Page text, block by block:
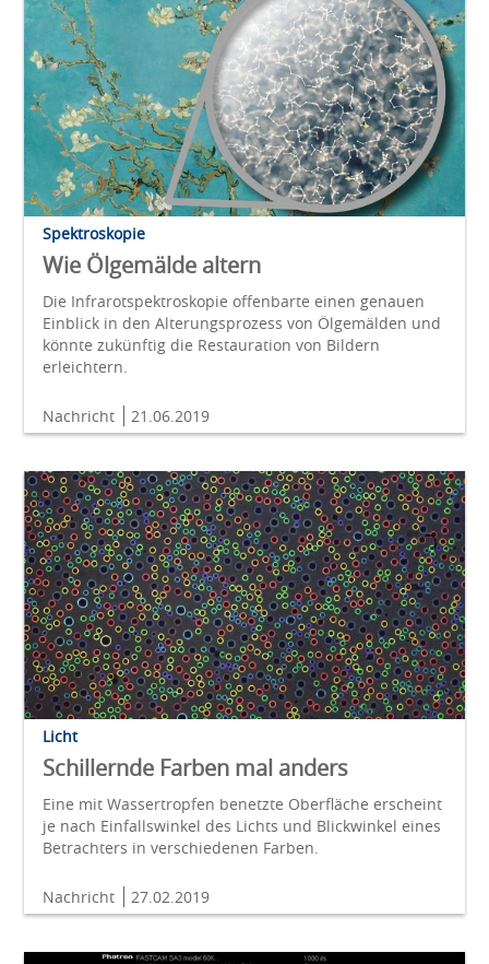
Spektroskopie
Wie Ölgemälde altern
Die Infrarotspektroskopie offenbarte einen genauen
Einblick in den Alterungsprozess von Ölgemälden und
könnte zukünftig die Restauration von Bildern
erleichtern.
Nachricht 21.06.2019
Licht
Schillernde Farben mal anders
Eine mit Wassertropfen benetzte Oberfläche erscheint
je nach Einfallswinkel des Lichts und Blickwinkel eines
Betrachters in verschiedenen Farben.
Nachricht 27.02.2019